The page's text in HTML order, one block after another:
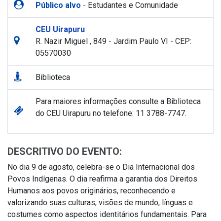
Público alvo - Estudantes e Comunidade
CEU Uirapuru
R. Nazir Miguel , 849 - Jardim Paulo VI - CEP:
05570030
Biblioteca
Para maiores informações consulte a Biblioteca
do CEU Uirapuru no telefone: 11 3788-7747.
DESCRITIVO DO EVENTO:
No dia 9 de agosto, celebra-se o Dia Internacional dos
Povos Indígenas. O dia reafirma a garantia dos Direitos
Humanos aos povos originários, reconhecendo e
valorizando suas culturas, visões de mundo, línguas e
costumes como aspectos identitários fundamentais. Para